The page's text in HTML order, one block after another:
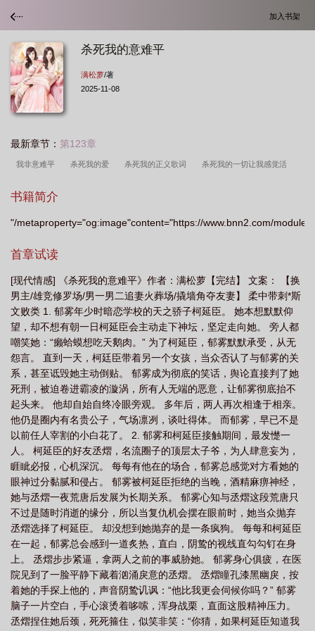
加入书架
杀死我的意难平
满松萝/著
2025-11-08
最新章节： 第123章
我非意难平 杀死我的爱 杀死我的正义歌词 杀死我的一切让我感觉活
的凶手 杀死我的意难平txt
的意难平满松萝 我杀意已决 杀死我的意难平TXT完整版 杀死我什么意
你 杀死我歌曲
书籍简介
"/metaproperty="og:image"content="https://www.bnn2.com/
首章试读
[现代情感] 《杀死我的意难平》作者：满松萝【完结】 文案： 【换
男主/雄竞修罗场/男一男二追妻火葬场/撬墙角夺友妻】 柔中带刺*斯
文败类 1. 郁雾年少时暗恋学校的天之骄子柯延臣。 她本想默默仰
望，却不想有朝一日柯延臣会主动走下神坛，坚定走向她。 旁人都
嘲笑她：“癞蛤蟆想吃天鹅肉。” 为了柯延臣，郁雾默默承受，从无
怨言。 直到一天，柯廷臣带着另一个女孩，当众否认了与郁雾的关
系，甚至诋毁她主动倒贴。 郁雾成为彻底的笑话，舆论直接判了她
死刑，被迫卷进霸凌的漩涡，所有人无端的恶意，让郁雾彻底抬不
起头来。 他却自始自终冷眼旁观。 多年后，两人再次相逢于相亲。
他仍是圈内有名贵公子，气场凛冽，谈吐得体。 而郁雾，早已不是
以前任人宰割的小白花了。 2. 郁雾和柯延臣接触期间，最发憷一
人。 柯延臣的好友丞熠，名流圈子的顶层太子爷，为人肆意妄为，
睚眦必报，心机深沉。 每每有他在的场合，郁雾总感觉对方看她的
眼神过分黏腻和侵占。 郁雾被柯延臣拒绝的当晚，酒精麻痹神经，
她与丞熠一夜荒唐后发展为长期关系。 郁雾心知与丞熠这段荒唐只
不过是随时消逝的缘分，所以当复仇机会摆在眼前时，她当众抛弃
丞熠选择了柯延臣。 却没想到她抛弃的是一条疯狗。 每每和柯延臣
在一起，郁雾总会感到一道炙热，直白，阴鸷的视线直勾勾钉在身
上。 丞熠步步紧逼，拿两人之前的事威胁她。 郁雾身心俱疲，在医
院见到了一脸平静下藏着汹涌戾意的丞熠。 丞熠瞳孔漆黑幽戾，按
着她的手探上他的，声音阴鸷讥讽：“他比我更会伺候你吗？” 郁雾
脑子一片空白，手心滚烫着哆嗦，浑身战栗，直面这股精神压力。
丞熠捏住她后颈，死死箍住，似笑非笑：“你猜，如果柯延臣知道我